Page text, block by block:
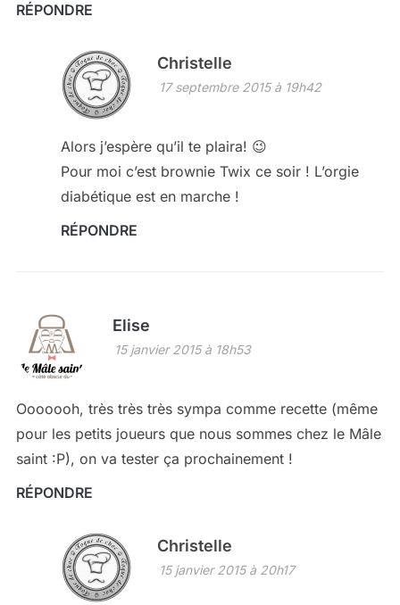
RÉPONDRE
Christelle
17 septembre 2015 à 19h42
Alors j’espère qu’il te plaira! 😉
Pour moi c’est brownie Twix ce soir ! L’orgie
diabétique est en marche !
RÉPONDRE
Elise
15 janvier 2015 à 18h53
Ooooooh, très très très sympa comme recette (même
pour les petits joueurs que nous sommes chez le Mâle
saint :P), on va tester ça prochainement !
RÉPONDRE
Christelle
15 janvier 2015 à 20h17